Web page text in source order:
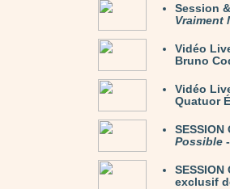
Session
Vraiment
Vidéo
Bruno
Vidéo
Quatuor
Possible
exclusif